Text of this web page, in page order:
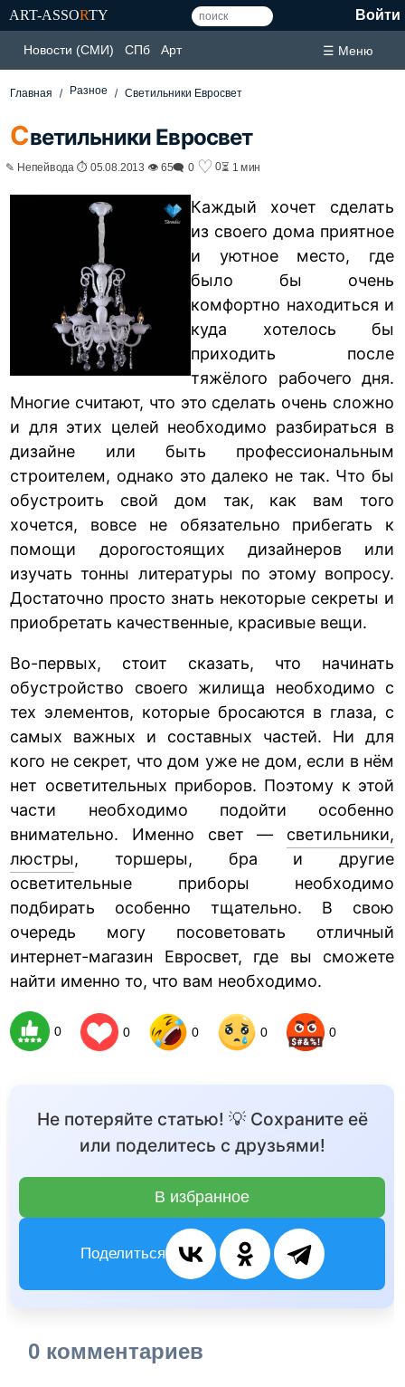
ART-ASSORTY Войти
Новости (СМИ) СПб Арт ☰ Меню
Главная Разное Светильники Евросвет
Светильники Евросвет
✎ Непейвода ⏱ 05.08.2013 👁 65🗨 0 ♡ 0⏳ 1 мин
Каждый хочет сделать
из своего дома приятное
и уютное место, где
было бы очень
комфортно находиться и
куда хотелось бы
приходить после
тяжёлого рабочего дня.
Многие считают, что это сделать очень сложно
и для этих целей необходимо разбираться в
дизайне или быть профессиональным
строителем, однако это далеко не так. Что бы
обустроить свой дом так, как вам того
хочется, вовсе не обязательно прибегать к
помощи дорогостоящих дизайнеров или
изучать тонны литературы по этому вопросу.
Достаточно просто знать некоторые секреты и
приобретать качественные, красивые вещи.
Во-первых, стоит сказать, что начинать
обустройство своего жилища необходимо с
тех элементов, которые бросаются в глаза, с
самых важных и составных частей. Ни для
кого не секрет, что дом уже не дом, если в нём
нет осветительных приборов. Поэтому к этой
части необходимо подойти особенно
внимательно. Именно свет — светильники,
люстры, торшеры, бра и другие
осветительные приборы необходимо
подбирать особенно тщательно. В свою
очередь могу посоветовать отличный
интернет-магазин Евросвет, где вы сможете
найти именно то, что вам необходимо.
0 0 0 0 0
Не потеряйте статью! 💡 Сохраните её
или поделитесь с друзьями!
В избранное
Поделиться
0 комментариев